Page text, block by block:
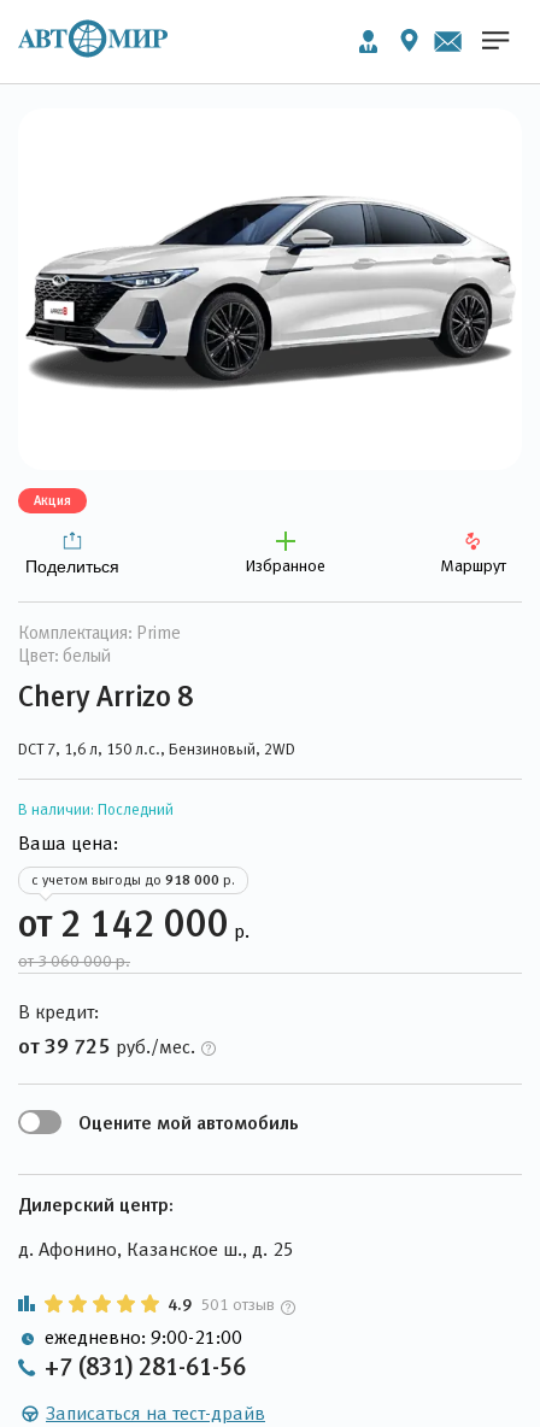
Акция
Поделиться Избранное Маршрут
Комплектация: Prime
Цвет: белый
Chery Arrizo 8
DCT 7, 1,6 л, 150 л.с., Бензиновый, 2WD
В наличии: Последний
Ваша цена:
с учетом выгоды до 918 000 р.
от 2 142 000 р.
от 3 060 000 р.
В кредит:
от 39 725 руб./мес.
Оцените мой автомобиль
Дилерский центр:
д. Афонино, Казанское ш., д. 25
4.9 501 отзыв
ежедневно: 9:00-21:00
+7 (831) 281-61-56
Записаться на тест-драйв